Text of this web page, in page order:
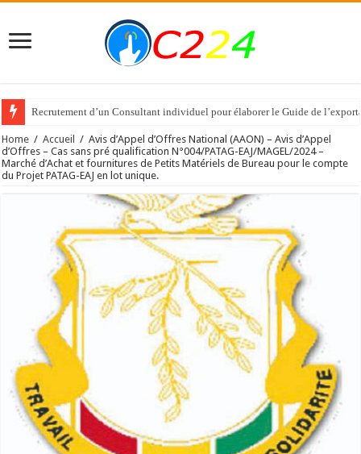
Recrutement d’un Consultant individuel pour élaborer le Guide de
Home / Accueil / Avis d’Appel d’Offres National (AAON) – Avis d’Appel
d’Offres – Cas sans pré qualification N°004/PATAG-EAJ/MAGEL/2024 –
Marché d’Achat et fournitures de Petits Matériels de Bureau pour le compte
du Projet PATAG-EAJ en lot unique.